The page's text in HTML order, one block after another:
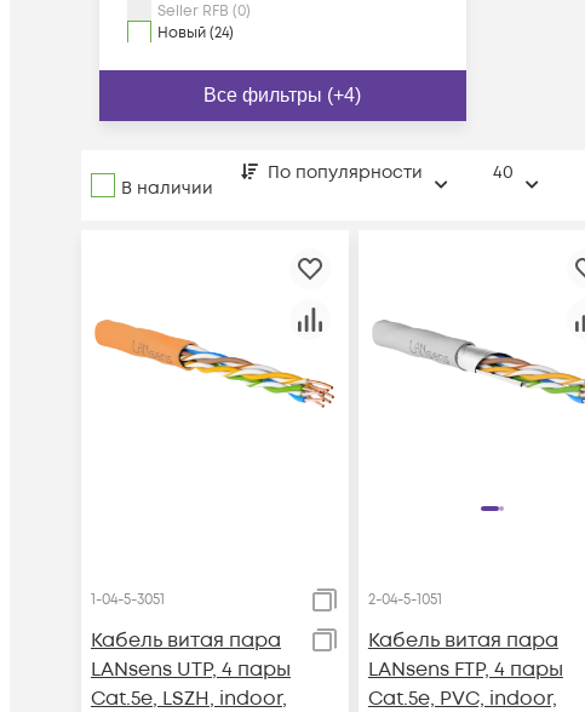
Seller RFB (0)
Новый (24)
Все фильтры (+4)
В наличии
По популярности 40
1-04-5-3051
Кабель витая пара
LANsens UTP, 4 пары
Cat.5e, LSZH, indoor,
2-04-5-1051
Кабель витая пара
LANsens FTP, 4 пары
Cat.5e, PVC, indoor,